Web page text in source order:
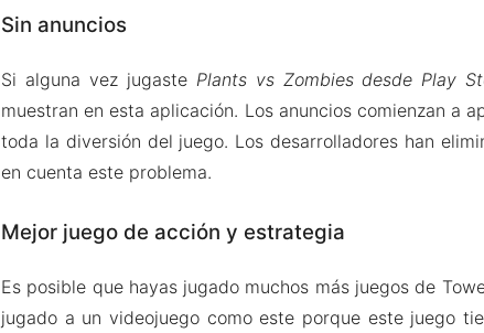
Sin anuncios
Si alguna vez jugaste Plants vs Zombies desde Play
muestran en esta aplicación. Los anuncios comienzan a
toda la diversión del juego. Los desarrolladores han
en cuenta este problema.
Mejor juego de acción y estrategia
Es posible que hayas jugado muchos más juegos de
jugado a un videojuego como este porque este juego